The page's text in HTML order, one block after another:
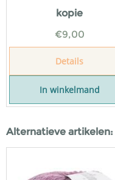
kopie
€9,00
Details
In winkelmand
Alternatieve artikelen: